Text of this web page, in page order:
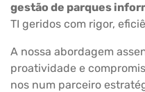
gestão de parques
TI geridos com rigor,
A nossa abordagem
proatividade e
nos num parceiro